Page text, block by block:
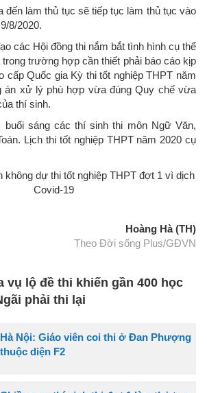
đến làm thủ tục sẽ tiếp tục làm thủ tục vào
8/2020.
các Hội đồng thi nắm bắt tình hình cụ thể
trường hợp cần thiết phải báo cáo kịp
cấp Quốc gia Kỳ thi tốt nghiệp THPT năm
án xử lý phù hợp vừa đúng Quy chế vừa
thí sinh.
buổi sáng các thí sinh thi môn Ngữ Văn,
Lịch thi tốt nghiệp THPT năm 2020 cụ
Hoàng Hà (TH)
Theo Đời sống Plus/GĐVN
vụ lộ đề thi khiến gần 400 học
phải thi lại
Hà Nội: Giáo viên coi thi ở Đan Phượng
thuộc diện F2